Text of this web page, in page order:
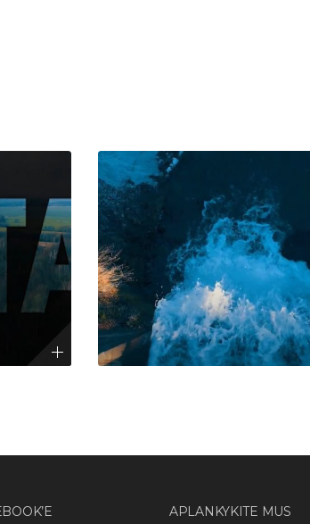
APLANKYKITE MUS